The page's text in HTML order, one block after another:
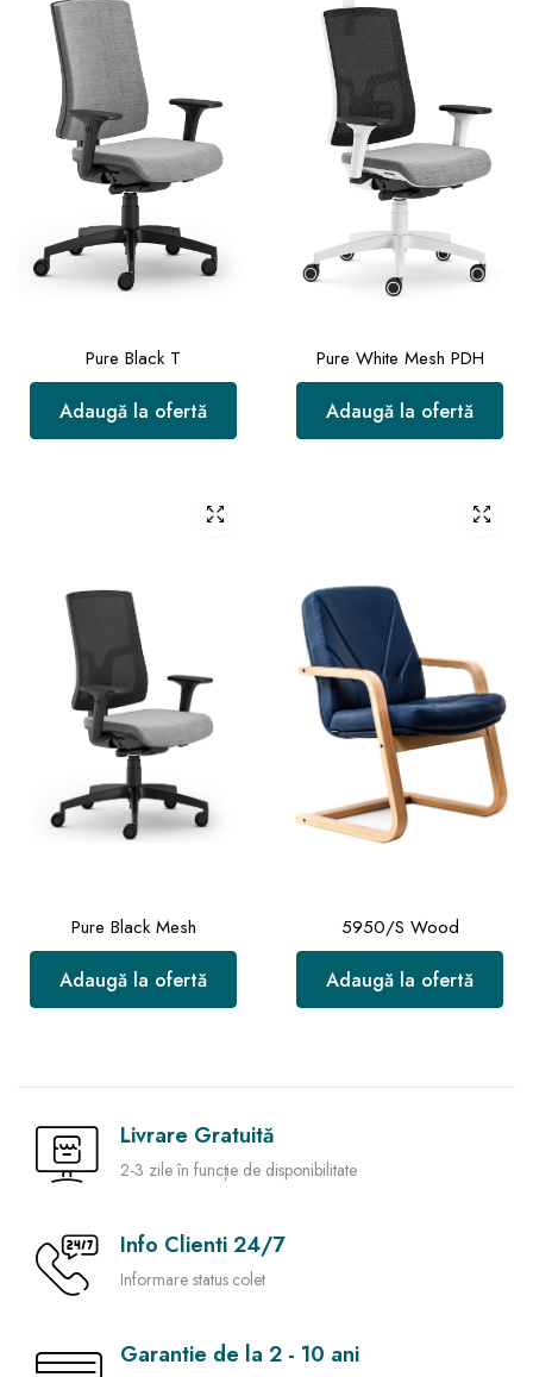
Pure Black T
Adaugă la ofertă
Pure White Mesh PDH
Adaugă la ofertă
Pure Black Mesh
Adaugă la ofertă
5950/S Wood
Adaugă la ofertă
Livrare Gratuită
2-3 zile în funcție de disponibilitate
Info Clienti 24/7
Informare status colet
Garantie de la 2 - 10 ani